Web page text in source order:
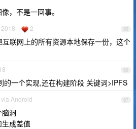
，不是一回事。
95
2
互联网上的所有资源本地保存一份，这个
96
的一个实现,还在构建阶段 关键词>IPFS
97
Android
洞
成差值